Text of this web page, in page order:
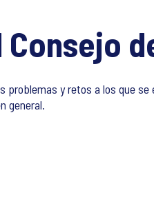
problemas y retos a los que
general.